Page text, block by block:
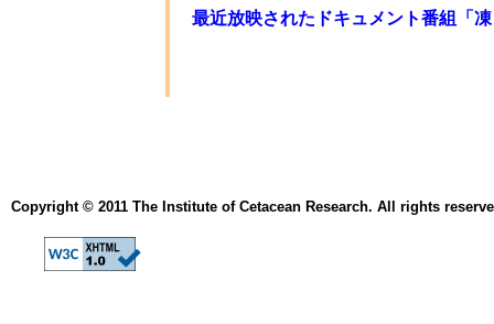
最近放映されたドキュメント番組「
Copyright © 2011 The Institute of Cetacean Research. All rights